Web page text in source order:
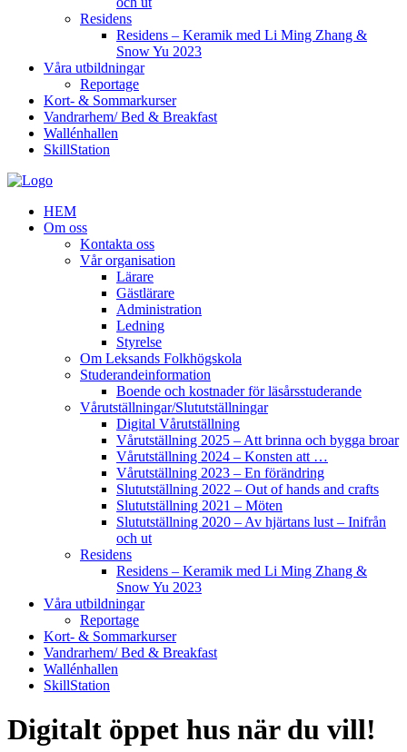
Residens
Residens – Keramik med Li Ming Zhang &
Snow Yu 2023
Våra utbildningar
Reportage
Kort- & Sommarkurser
Vandrarhem/ Bed & Breakfast
Wallénhallen
SkillStation
HEM
Om oss
Kontakta oss
Vår organisation
Lärare
Gästlärare
Administration
Ledning
Styrelse
Om Leksands Folkhögskola
Studerandeinformation
Boende och kostnader för läsårsstuderande
Vårutställningar/Slututställningar
Digital Vårutställning
Vårutställning 2025 – Att brinna och bygga broar
Vårutställning 2024 – Konsten att …
Vårutställning 2023 – En förändring
Slututställning 2022 – Out of hands and crafts
Slututställning 2021 – Möten
Slututställning 2020 – Av hjärtans lust – Inifrån
och ut
Residens
Residens – Keramik med Li Ming Zhang &
Snow Yu 2023
Våra utbildningar
Reportage
Kort- & Sommarkurser
Vandrarhem/ Bed & Breakfast
Wallénhallen
SkillStation
Digitalt öppet hus när du vill!